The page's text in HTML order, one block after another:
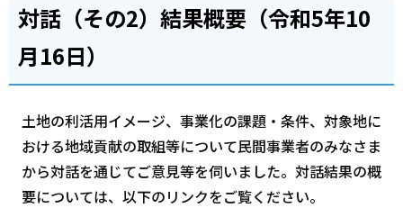
対話（その2）結果概要（令和5年10
月16日）
土地の利活用イメージ、事業化の課題・条件、対象地に
おける地域貢献の取組等について民間事業者のみなさま
から対話を通じてご意見等を伺いました。対話結果の概
要については、以下のリンクをご覧ください。